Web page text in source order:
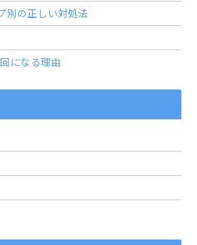
別の正しい対処法
になる理由